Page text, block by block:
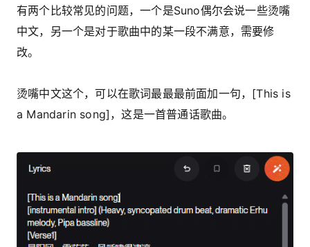
有两个比较常见的问题，一个是Suno偶尔会说一些烫嘴
中文，另一个是对于歌曲中的某一段不满意，需要修
改。
烫嘴中文这个，可以在歌词最最最前面加一句，[This is
a Mandarin song]，这是一首普通话歌曲。